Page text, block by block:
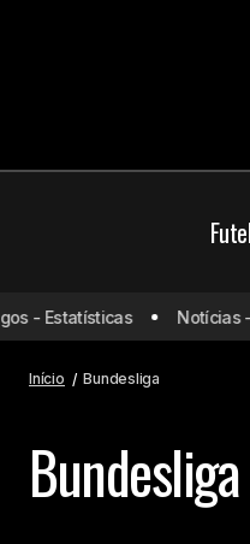
- Estatísticas Notícias -
Início Bundesliga
Bundesliga